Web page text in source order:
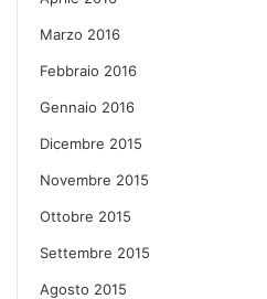
Marzo 2016
Febbraio 2016
Gennaio 2016
Dicembre 2015
Novembre 2015
Ottobre 2015
Settembre 2015
Agosto 2015